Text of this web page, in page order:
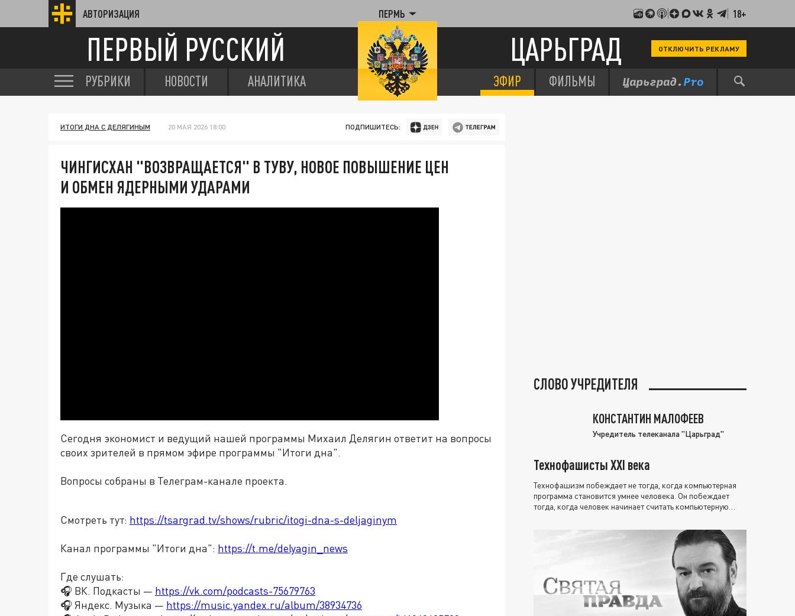
АВТОРИЗАЦИЯ ПЕРМЬ 18+
ПЕРВЫЙ РУССКИЙ ЦАРЬГРАД ОТКЛЮЧИТЬ РЕКЛАМУ
РУБРИКИ НОВОСТИ АНАЛИТИКА ЭФИР ФИЛЬМЫ
ИТОГИ ДНА С ДЕЛЯГИНЫМ 20 МАЯ 2026 18:00 ПОДПИШИТЕСЬ:
ЧИНГИСХАН "ВОЗВРАЩАЕТСЯ" В ТУВУ, НОВОЕ ПОВЫШЕНИЕ ЦЕН
И ОБМЕН ЯДЕРНЫМИ УДАРАМИ
Сегодня экономист и ведущий нашей программы Михаил Делягин ответит на вопросы
своих зрителей в прямом эфире программы "Итоги дна".
Вопросы собраны в Телеграм-канале проекта.
Смотреть тут: https://tsargrad.tv/shows/rubric/itogi-dna-s-deljaginym
Канал программы "Итоги дна": https://t.me/delyagin_news
Где слушать:
🎧 ВК. Подкасты — https://vk.com/podcasts-75679763
🎧 Яндекс. Музыка — https://music.yandex.ru/album/38934736
СЛОВО УЧРЕДИТЕЛЯ
КОНСТАНТИН МАЛОФЕЕВ
Учредитель телеканала "Царьград"
Технофашисты XXI века
Технофашизм побеждает не тогда, когда компьютерная
программа становится умнее человека. Он побеждает
тогда, когда человек начинает считать компьютерную